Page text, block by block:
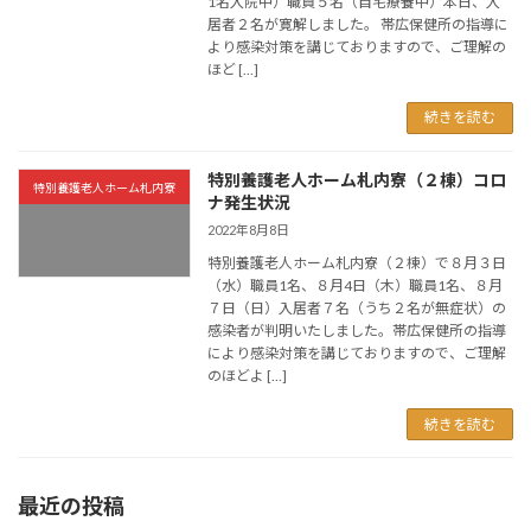
居者２名が寛解しました。 帯広保健所の指導に
より感染対策を講じておりますので、ご理解の
ほど […]
続きを読む
特別養護老人ホーム札内寮
特別養護老人ホーム札内寮（２棟）コロ
ナ発生状況
2022年8月8日
特別養護老人ホーム札内寮（２棟）で８月３日
（水）職員1名、８月4日（木）職員1名、８月
７日（日）入居者７名（うち２名が無症状）の
感染者が判明いたしました。帯広保健所の指導
により感染対策を講じておりますので、ご理解
のほどよ […]
続きを読む
最近の投稿